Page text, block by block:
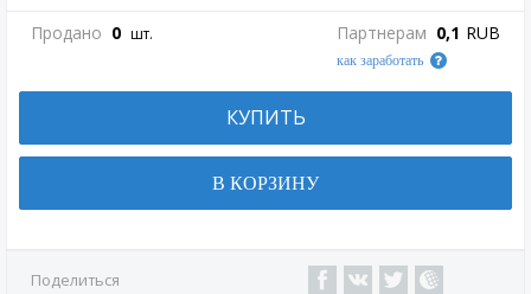
Продано 0 шт. Партнерам 0,1 RUB
как заработать
КУПИТЬ
В КОРЗИНУ
Поделиться